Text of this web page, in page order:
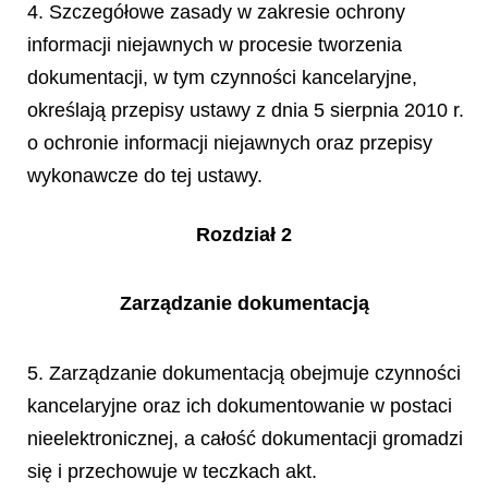
4. Szczegółowe zasady w zakresie ochrony
informacji niejawnych w procesie tworzenia
dokumentacji, w tym czynności kancelaryjne,
określają przepisy ustawy z dnia 5 sierpnia 2010 r.
o ochronie informacji niejawnych oraz przepisy
wykonawcze do tej ustawy.
Rozdział 2
Zarządzanie dokumentacją
5. Zarządzanie dokumentacją obejmuje czynności
kancelaryjne oraz ich dokumentowanie w postaci
nieelektronicznej, a całość dokumentacji gromadzi
się i przechowuje w teczkach akt.